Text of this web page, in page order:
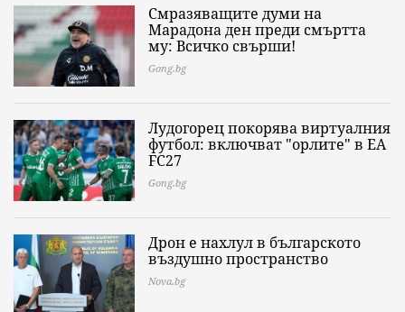
Смразяващите думи на
Марадона ден преди смъртта
му: Всичко свърши!
Gong.bg
Лудогорец покорява виртуалния
футбол: включват "орлите" в EA
FC27
Gong.bg
Дрон е нахлул в българското
въздушно пространство
Nova.bg